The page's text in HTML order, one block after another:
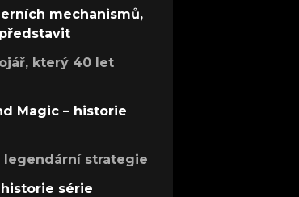
mechanismů,
který 40 let
Magic – historie
legendární strategie
série